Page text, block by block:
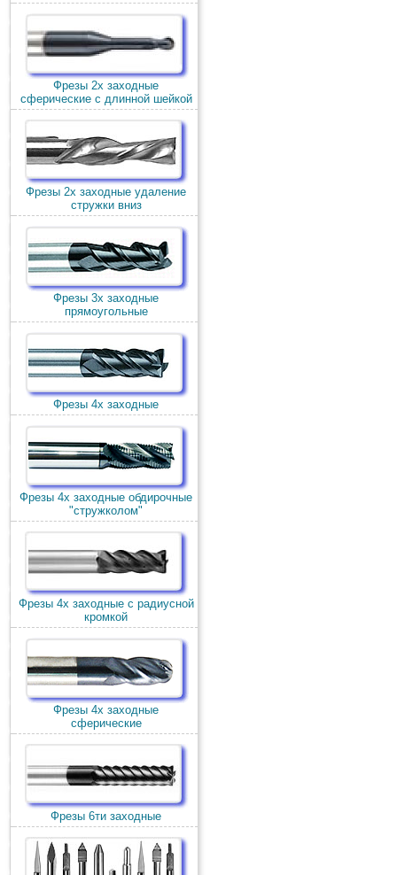
Фрезы 2х заходные
сферические с длинной шейкой
Фрезы 2х заходные удаление
стружки вниз
Фрезы 3х заходные
прямоугольные
Фрезы 4х заходные
Фрезы 4х заходные обдирочные
"стружколом"
Фрезы 4х заходные с радиусной
кромкой
Фрезы 4х заходные
сферические
Фрезы 6ти заходные